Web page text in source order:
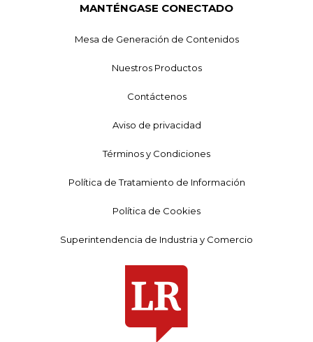
MANTÉNGASE CONECTADO
Mesa de Generación de Contenidos
Nuestros Productos
Contáctenos
Aviso de privacidad
Términos y Condiciones
Política de Tratamiento de Información
Política de Cookies
Superintendencia de Industria y Comercio